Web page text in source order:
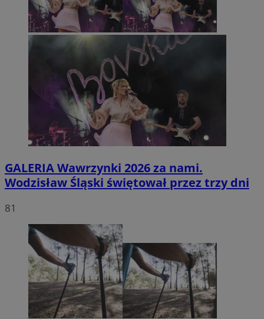
GALERIAWawrzynki 2026 za nami.
Wodzisław Śląski świętował przez trzy dni
81